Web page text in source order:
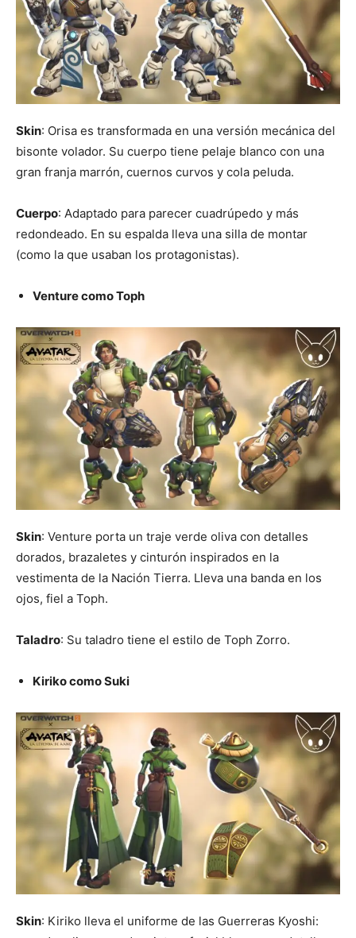
Skin: Orisa es transformada en una versión mecánica del
bisonte volador. Su cuerpo tiene pelaje blanco con una
gran franja marrón, cuernos curvos y cola peluda.
Cuerpo: Adaptado para parecer cuadrúpedo y más
redondeado. En su espalda lleva una silla de montar
(como la que usaban los protagonistas).
Venture como Toph
Skin: Venture porta un traje verde oliva con detalles
dorados, brazaletes y cinturón inspirados en la
vestimenta de la Nación Tierra. Lleva una banda en los
ojos, fiel a Toph.
Taladro: Su taladro tiene el estilo de Toph Zorro.
Kiriko como Suki
Skin: Kiriko lleva el uniforme de las Guerreras Kyoshi: